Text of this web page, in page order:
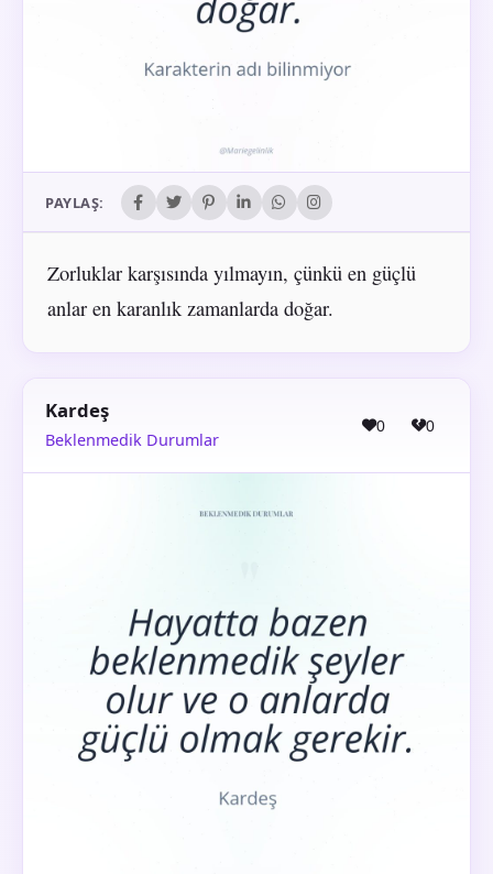
PAYLAŞ:
Zorluklar karşısında yılmayın, çünkü en güçlü
anlar en karanlık zamanlarda doğar.
Kardeş
Beklenmedik Durumlar
0 0